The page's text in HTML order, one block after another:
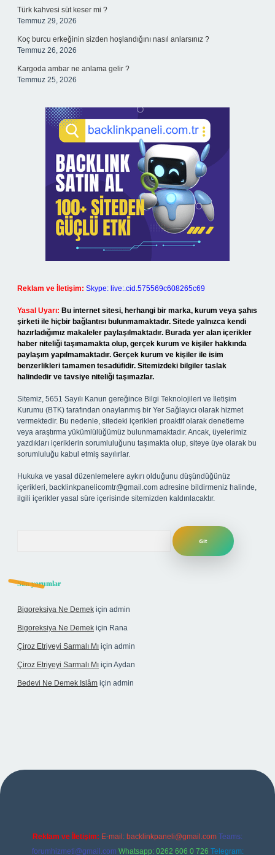
Türk kahvesi süt keser mi ?
Temmuz 29, 2026
Koç burcu erkeğinin sizden hoşlandığını nasıl anlarsınız ?
Temmuz 26, 2026
Kargoda ambar ne anlama gelir ?
Temmuz 25, 2026
Reklam ve İletişim: Skype: live:.cid.575569c608265c69
Yasal Uyarı: Bu internet sitesi, herhangi bir marka, kurum veya şahıs
şirketi ile hiçbir bağlantısı bulunmamaktadır. Sitede yalnızca kendi
hazırladığımız makaleler paylaşılmaktadır. Burada yer alan içerikler
haber niteliği taşımamakta olup, gerçek kurum ve kişiler hakkında
paylaşım yapılmamaktadır. Gerçek kurum ve kişiler ile isim
benzerlikleri tamamen tesadüfidir. Sitemizdeki bilgiler taslak
halindedir ve tavsiye niteliği taşımazlar.
Sitemiz, 5651 Sayılı Kanun gereğince Bilgi Teknolojileri ve İletişim
Kurumu (BTK) tarafından onaylanmış bir Yer Sağlayıcı olarak hizmet
vermektedir. Bu nedenle, sitedeki içerikleri proaktif olarak denetleme
veya araştırma yükümlülüğümüz bulunmamaktadır. Ancak, üyelerimiz
yazdıkları içeriklerin sorumluluğunu taşımakta olup, siteye üye olarak bu
sorumluluğu kabul etmiş sayılırlar.
Hukuka ve yasal düzenlemelere aykırı olduğunu düşündüğünüz
içerikleri, backlinkpanelicomtr@gmail.com adresine bildirmeniz halinde,
ilgili içerikler yasal süre içerisinde sitemizden kaldırılacaktır.
Son yorumlar
Bigoreksiya Ne Demek için admin
Bigoreksiya Ne Demek için Rana
Çiroz Etriyeyi Sarmalı Mı için admin
Çiroz Etriyeyi Sarmalı Mı için Aydan
Bedevi Ne Demek Islâm için admin
Reklam ve İletişim: E-mail: backlinkpaneli@gmail.com Teams:
forumhizmeti@gmail.com Whatsapp: 0262 606 0 726 Telegram: